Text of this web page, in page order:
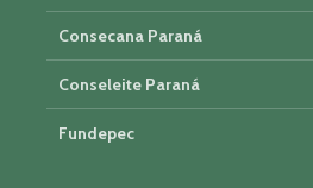
Consecana Paraná
Conseleite Paraná
Fundepec